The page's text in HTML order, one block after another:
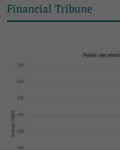
Financial Tribune